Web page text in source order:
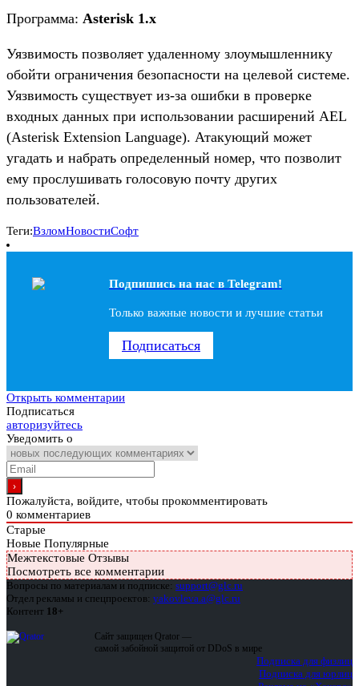
Программа: Asterisk 1.x
Уязвимость позволяет удаленному злоумышленнику
обойти ограничения безопасности на целевой системе.
Уязвимость существует из-за ошибки в проверке
входных данных при использовании расширений AEL
(Asterisk Extension Language). Атакующий может
угадать и набрать определенный номер, что позволит
ему прослушивать голосовую почту других
пользователей.
Теги:ВзломНовостиСофт
Подпишись на наc в Telegram!
Только важные новости и лучшие статьи
Подписаться
Открыть комментарии
Подписаться
авторизуйтесь
Уведомить о
Пожалуйста, войдите, чтобы прокомментировать
0 комментариев
Старые
Новые Популярные
Межтекстовые Отзывы
Посмотреть все комментарии
Вопросы по материалам и подписке: support@glc.ru
Отдел рекламы и спецпроектов: yakovleva.a@glc.ru
Контент 18+
Сайт защищен Qrator —
самой забойной защитой от DDoS в мире
Подписка для физлиц
Подписка для юрлиц